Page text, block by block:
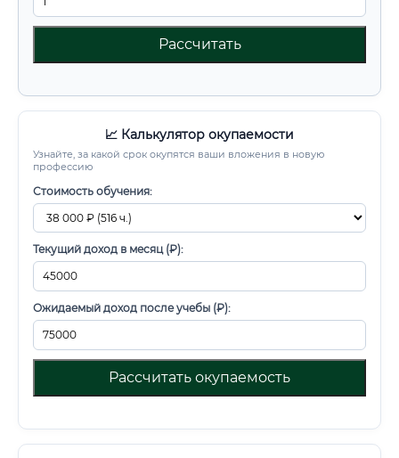
Рассчитать
📈 Калькулятор окупаемости
Узнайте, за какой срок окупятся ваши вложения в новую
профессию
Стоимость обучения:
Текущий доход в месяц (₽):
Ожидаемый доход после учебы (₽):
Рассчитать окупаемость